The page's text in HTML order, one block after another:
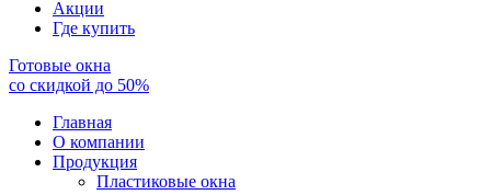
Акции
Где купить
Готовые окна
со скидкой до 50%
Главная
О компании
Продукция
Пластиковые окна